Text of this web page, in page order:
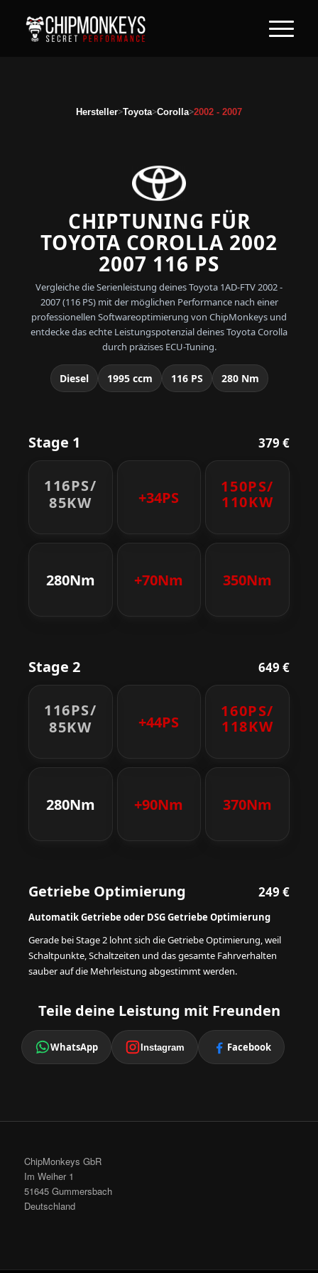
Hersteller>Toyota>Corolla>2002 - 2007
CHIPTUNING FÜR
TOYOTA COROLLA 2002
2007 116 PS
Vergleiche die Serienleistung deines Toyota 1AD-FTV 2002 -
2007 (116 PS) mit der möglichen Performance nach einer
professionellen Softwareoptimierung von ChipMonkeys und
entdecke das echte Leistungspotenzial deines Toyota Corolla
durch präzises ECU-Tuning.
Diesel 1995 ccm 116 PS 280 Nm
Stage 1 379 €
116PS/
85KW
+34PS
150PS/
110KW
280Nm +70Nm 350Nm
Stage 2 649 €
116PS/
85KW
+44PS
160PS/
118KW
280Nm +90Nm 370Nm
Getriebe Optimierung 249 €
Automatik Getriebe oder DSG Getriebe Optimierung
Gerade bei Stage 2 lohnt sich die Getriebe Optimierung, weil
Schaltpunkte, Schaltzeiten und das gesamte Fahrverhalten
sauber auf die Mehrleistung abgestimmt werden.
Teile deine Leistung mit Freunden
WhatsApp Instagram Facebook
ChipMonkeys GbR
Im Weiher 1
51645 Gummersbach
Deutschland